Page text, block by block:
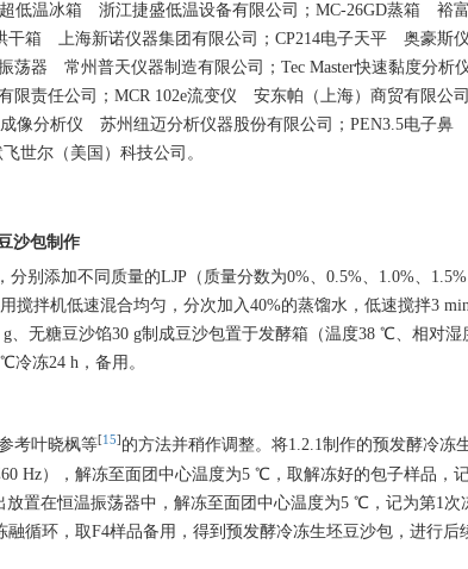
超低温冰箱 浙江捷盛低温设备有限公司；MC-26GD蒸箱 裕
干箱 上海新诺仪器集团有限公司；CP214电子天平 奥豪斯
荡器 常州普天仪器制造有限公司；Tec Master快速黏度分
责任公司；MCR 102e流变仪 安东帕（上海）商贸有限公
像分析仪 苏州纽迈分析仪器股份有限公司；PEN3.5电子
世尔（美国）科技公司。
沙包制作
分别添加不同质量的LJP（质量分数为0%、0.5%、1.0%、
搅拌机低速混合均匀，分次加入40%的蒸馏水，低速搅拌3
g、无糖豆沙馅30 g制成豆沙包置于发酵箱（温度38 ℃、相对
冷冻24 h，备用。
考叶晓枫等[15] 的方法并稍作调整。将1.2.1制作的预发酵冷
Hz），解冻至面团中心温度为5 ℃，取解冻好的包子样品，
放置在恒温振荡器中，解冻至面团中心温度为5 ℃，记为第1次
融循环，取F4样品备用，得到预发酵冷冻生坯豆沙包，进行后